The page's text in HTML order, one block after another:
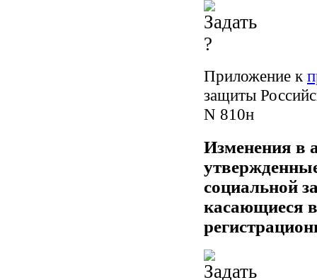
Приложение к
защиты
N 810н
Изменения в
социальной
касающиеся